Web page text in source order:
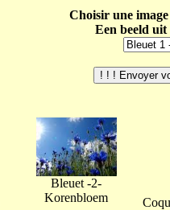
Choisir une
Een beeld
Bleuet -2-
Korenbloem